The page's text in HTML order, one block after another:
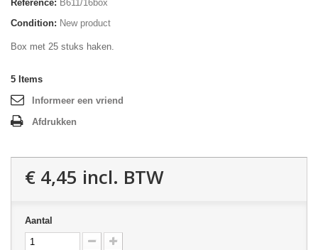
Reference: B611/16box
Condition: New product
Box met 25 stuks haken.
5 Items
Informeer een vriend
Afdrukken
€ 4,45 incl. BTW
Aantal